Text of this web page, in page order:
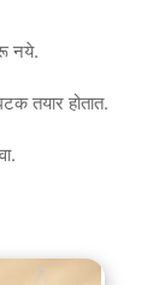
नये.
तयार होतात.